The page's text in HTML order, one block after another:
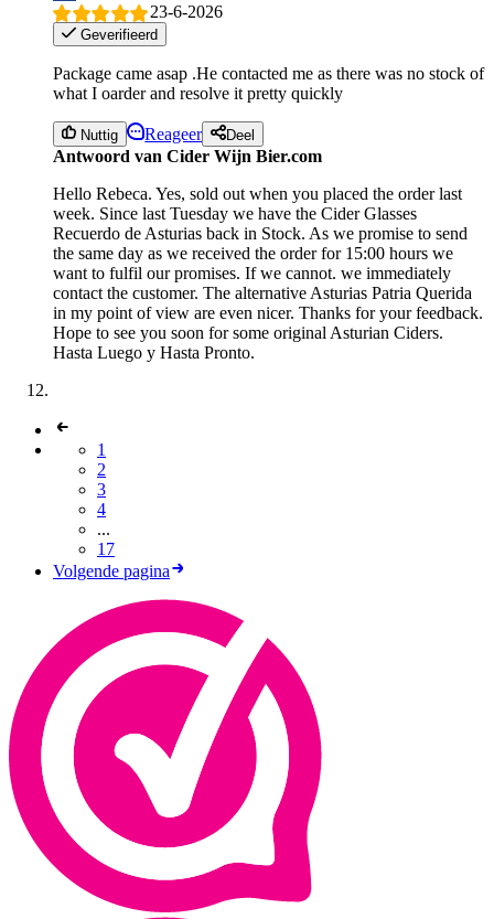
23-6-2026
Geverifieerd
Package came asap .He contacted me as there was no stock of
what I oarder and resolve it pretty quickly
Nuttig Reageer Deel
Antwoord van Cider Wijn Bier.com
Hello Rebeca. Yes, sold out when you placed the order last
week. Since last Tuesday we have the Cider Glasses
Recuerdo de Asturias back in Stock. As we promise to send
the same day as we received the order for 15:00 hours we
want to fulfil our promises. If we cannot. we immediately
contact the customer. The alternative Asturias Patria Querida
in my point of view are even nicer. Thanks for your feedback.
Hope to see you soon for some original Asturian Ciders.
Hasta Luego y Hasta Pronto.
1
2
3
4
...
17
Volgende pagina